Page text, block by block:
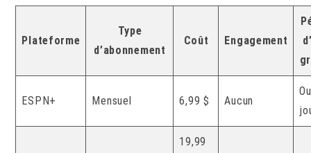
Plateforme
Type
d’abonnement
Coût Engagement
ESPN+ Mensuel 6,99 $ Aucun
19,99